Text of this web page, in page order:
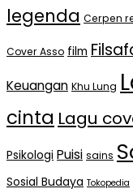
legenda Cerpen
Cover Asso film
Keuangan Khu Lung
cinta Lagu
Psikologi Puisi sains
Sosial Budaya Tokopedia